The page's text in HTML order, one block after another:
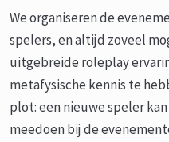
We organiseren de
spelers, en altijd zoveel
uitgebreide roleplay
metafysische kennis te
plot: een nieuwe speler
meedoen bij de